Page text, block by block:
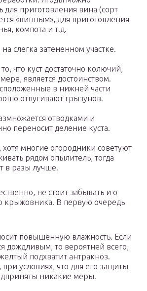
для приготовления вина (сорт
«винным», для приготовления
компота и т.д.
слегка затененном участке.
что куст достаточно колючий,
является достоинством.
в нижней части
отпугивают грызунов.
отводками и
переносит деление куста.
многие огородники советуют
рядом опылитель, тогда
в разы лучше.
не стоит забывать и о
крыжовника. В первую очередь
повышенную влажность. Если
дождливым, то вероятней всего,
подхватит антракноз.
при условиях, что для его защиты
никакие меры.